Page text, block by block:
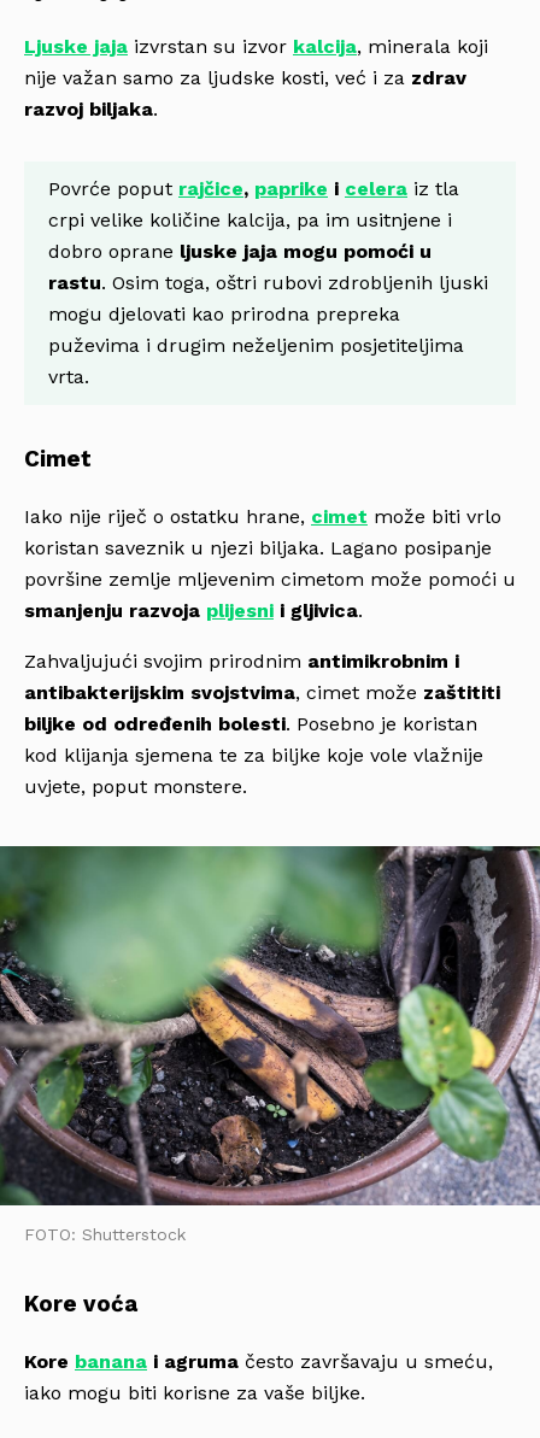
Ljuske jaja izvrstan su izvor kalcija, minerala koji
nije važan samo za ljudske kosti, već i za zdrav
razvoj biljaka.
Povrće poput rajčice, paprike i celera iz tla
crpi velike količine kalcija, pa im usitnjene i
dobro oprane ljuske jaja mogu pomoći u
rastu. Osim toga, oštri rubovi zdrobljenih ljuski
mogu djelovati kao prirodna prepreka
puževima i drugim neželjenim posjetiteljima
vrta.
Cimet
Iako nije riječ o ostatku hrane, cimet može biti vrlo
koristan saveznik u njezi biljaka. Lagano posipanje
površine zemlje mljevenim cimetom može pomoći u
smanjenju razvoja plijesni i gljivica.
Zahvaljujući svojim prirodnim antimikrobnim i
antibakterijskim svojstvima, cimet može zaštititi
biljke od određenih bolesti. Posebno je koristan
kod klijanja sjemena te za biljke koje vole vlažnije
uvjete, poput monstere.
FOTO: Shutterstock
Kore voća
Kore banana i agruma često završavaju u smeću,
iako mogu biti korisne za vaše biljke.